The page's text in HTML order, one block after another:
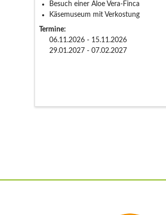
Besuch einer Aloe Vera-Finca
Käsemuseum mit Verkostung
Termine:
06.11.2026 - 15.11.2026
29.01.2027 - 07.02.2027